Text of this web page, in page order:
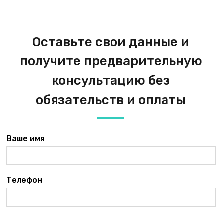
Оставьте свои данные и
получите предварительную
консультацию без
обязательств и оплаты
Ваше имя
Телефон